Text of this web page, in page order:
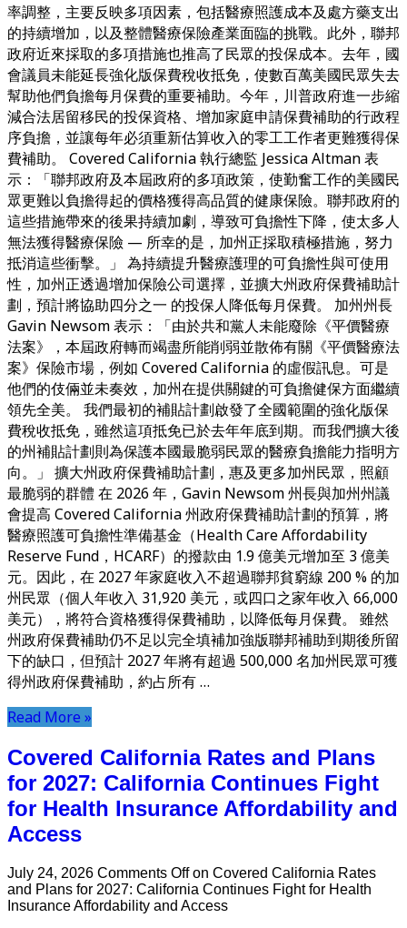
率調整，主要反映多項因素，包括醫療照護成本及處方藥支出
的持續增加，以及整體醫療保險產業面臨的挑戰。此外，聯邦
政府近來採取的多項措施也推高了民眾的投保成本。去年，國
會議員未能延長強化版保費稅收抵免，使數百萬美國民眾失去
幫助他們負擔每月保費的重要補助。今年，川普政府進一步縮
減合法居留移民的投保資格、增加家庭申請保費補助的行政程
序負擔，並讓每年必須重新估算收入的零工工作者更難獲得保
費補助。 Covered California 執行總監 Jessica Altman 表
示：「聯邦政府及本屆政府的多項政策，使勤奮工作的美國民
眾更難以負擔得起的價格獲得高品質的健康保險。聯邦政府的
這些措施帶來的後果持續加劇，導致可負擔性下降，使太多人
無法獲得醫療保險 — 所幸的是，加州正採取積極措施，努力
抵消這些衝擊。」 為持續提升醫療護理的可負擔性與可使用
性，加州正透過增加保險公司選擇，並擴大州政府保費補助計
劃，預計將協助四分之一 的投保人降低每月保費。 加州州長
Gavin Newsom 表示：「由於共和黨人未能廢除《平價醫療
法案》，本屆政府轉而竭盡所能削弱並散佈有關《平價醫療法
案》保險市場，例如 Covered California 的虛假訊息。可是
他們的伎倆並未奏效，加州在提供關鍵的可負擔健保方面繼續
領先全美。 我們最初的補貼計劃啟發了全國範圍的強化版保
費稅收抵免，雖然這項抵免已於去年年底到期。而我們擴大後
的州補貼計劃則為保護本國最脆弱民眾的醫療負擔能力指明方
向。」 擴大州政府保費補助計劃，惠及更多加州民眾，照顧
最脆弱的群體 在 2026 年，Gavin Newsom 州長與加州州議
會提高 Covered California 州政府保費補助計劃的預算，將
醫療照護可負擔性準備基金（Health Care Affordability
Reserve Fund，HCARF）的撥款由 1.9 億美元增加至 3 億美
元。因此，在 2027 年家庭收入不超過聯邦貧窮線 200 % 的加
州民眾（個人年收入 31,920 美元，或四口之家年收入 66,000
美元），將符合資格獲得保費補助，以降低每月保費。 雖然
州政府保費補助仍不足以完全填補加強版聯邦補助到期後所留
下的缺口，但預計 2027 年將有超過 500,000 名加州民眾可獲
得州政府保費補助，約占所有 …
Read More »
Covered California Rates and Plans
for 2027: California Continues Fight
for Health Insurance Affordability and
Access
July 24, 2026 Comments Offon Covered California Rates
and Plans for 2027: California Continues Fight for Health
Insurance Affordability and Access